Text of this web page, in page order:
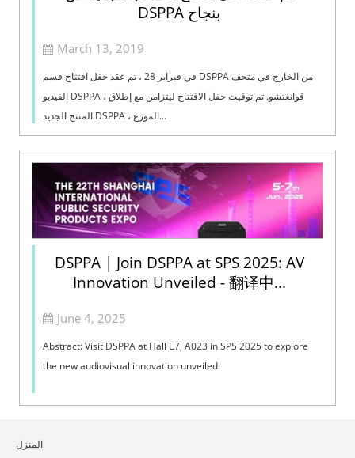
DSPPA بنجاح
March 13, 2019
في فبراير 28 ، تم عقد حفل افتتاح قسم DSPPA من الخارج في متحف
الفيديو DSPPA ، قوانغتشو. تم توقيت حفل الافتتاح ليتزامن مع إطلاق
المنتج الجديد DSPPA ، الموزع...
DSPPA | Join DSPPA at SPS 2025: AV
Innovation Unveiled - 翻译中...
June 4, 2025
Abstract: Visit DSPPA at Hall E7, A023 in SPS 2025 to explore
the new audiovisual innovation unveiled.
المنزل